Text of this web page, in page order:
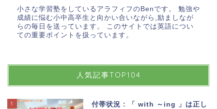
小さな学習塾をしているアラフィフのBenです。 勉強や
成績に悩む小中高卒生と向かい合いながら,励ましなが
らの毎日を送っています。 このサイトでは英語につい
ての重要ポイントを扱っています。
人気記事TOP104
1
付帯状況 : 「 with ～ing 」は正し